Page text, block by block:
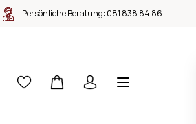
Persönliche Beratung: 081 838 84 86